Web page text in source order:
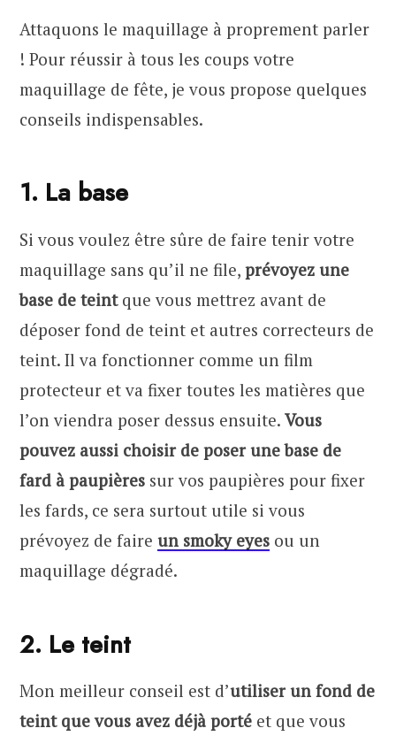
Attaquons le maquillage à proprement parler
! Pour réussir à tous les coups votre
maquillage de fête, je vous propose quelques
conseils indispensables.
1. La base
Si vous voulez être sûre de faire tenir votre
maquillage sans qu’il ne file, prévoyez une
base de teintque vous mettrez avant de
déposer fond de teint et autres correcteurs de
teint. Il va fonctionner comme un film
protecteur et va fixer toutes les matières que
l’on viendra poser dessus ensuite. Vous
pouvez aussi choisir de poser une base de
fard à paupières sur vos paupières pour fixer
les fards, ce sera surtout utile si vous
prévoyez de faire un smoky eyes ou un
maquillage dégradé.
2. Le teint
Mon meilleur conseil est d’utiliser un fond de
teint que vous avez déjà porté et que vous